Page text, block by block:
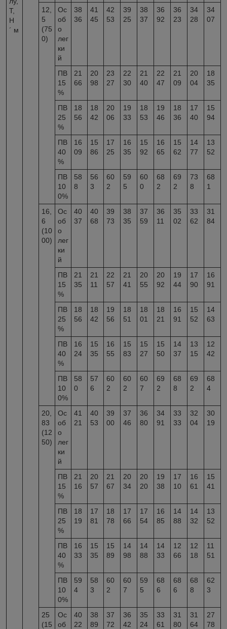
Т,
Н
´ м
12,
5
(75
0)
Ос
об
о
лег
ки
й
38
36
41
45
42
53
39
25
38
37
36
92
36
23
34
28
34
07
ПВ
15
%
21
66
20
98
23
27
22
30
21
40
22
47
21
09
20
04
18
35
ПВ
25
%
18
56
18
42
20
06
19
33
18
53
19
46
18
36
17
40
15
94
ПВ
40
%
16
09
15
86
17
25
16
35
15
92
16
65
15
62
14
77
13
52
ПВ
10
0%
58
8
56
3
60
2
59
5
60
0
68
2
69
2
73
8
68
1
16,
6
(10
00)
Ос
об
о
лег
ки
й
40
37
40
68
39
73
38
35
37
59
36
11
35
02
33
62
31
84
ПВ
15
%
21
35
21
11
22
57
21
41
20
55
20
92
19
44
17
90
16
91
ПВ
25
%
18
56
18
42
19
56
18
51
18
01
18
21
16
91
15
52
14
63
ПВ
40
%
16
24
15
35
16
55
15
83
15
27
15
50
14
37
13
15
12
42
ПВ
10
0%
58
0
57
6
60
2
60
2
60
7
69
2
68
8
69
2
68
4
20,
83
(12
50)
Ос
об
о
лег
ки
й
41
21
40
53
39
00
37
46
36
80
34
91
33
33
32
04
30
19
ПВ
15
%
21
16
20
57
21
67
20
34
20
20
19
38
17
10
16
61
15
41
ПВ
25
%
18
19
17
81
18
78
17
66
17
54
16
85
14
88
14
32
13
52
ПВ
40
%
16
33
15
35
15
89
14
98
14
88
14
33
12
66
12
18
11
51
ПВ
10
0%
59
4
58
3
60
2
60
7
59
5
68
6
68
6
68
8
62
3
25
(15
Ос
об
40
22
38
89
37
72
36
42
35
24
33
61
31
80
31
64
27
78